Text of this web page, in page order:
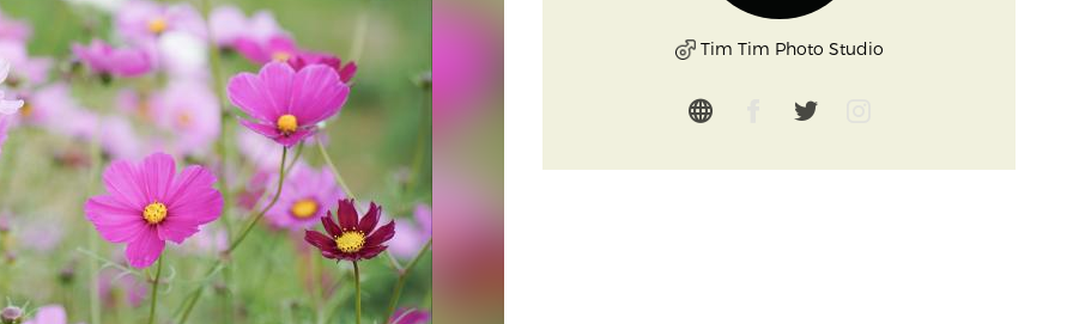
Tim Tim Photo Studio